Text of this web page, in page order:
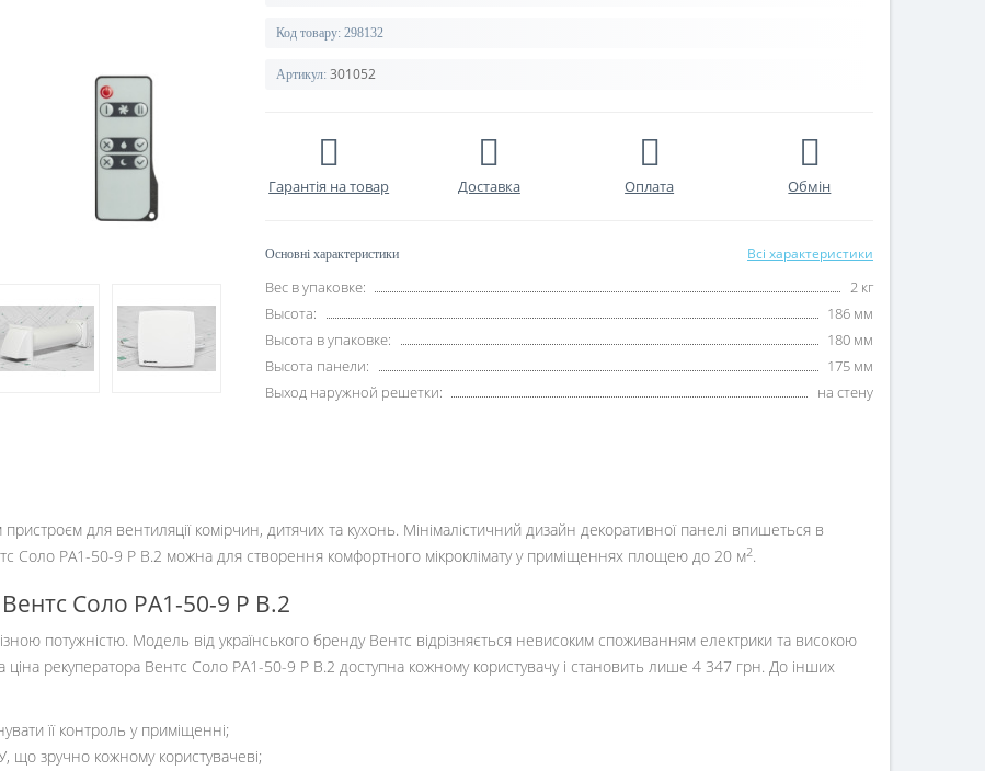
Код товару: 298132
Артикул: 301052
Гарантія на товар Доставка Оплата Обмін
Основні характеристики Всі характеристики
Вес в упаковке:
2 кг
Высота:
186 мм
Высота в упаковке:
180 мм
Высота панели:
175 мм
Выход наружной решетки:
на стену
для вентиляції комірчин, дитячих та кухонь. Мінімалістичний дизайн декоративної панелі впишеться в
Соло РА1-50-9 Р В.2 можна для створення комфортного мікроклімату у приміщеннях площею до 20 м2.
Соло РА1-50-9 Р В.2
потужністю. Модель від українського бренду Вентс відрізняється невисоким споживанням електрики та високою
ціна рекуператора Вентс Соло РА1-50-9 Р В.2 доступна кожному користувачу і становить лише 4 347 грн. До інших
її контроль у приміщенні;
що зручно кожному користувачеві;